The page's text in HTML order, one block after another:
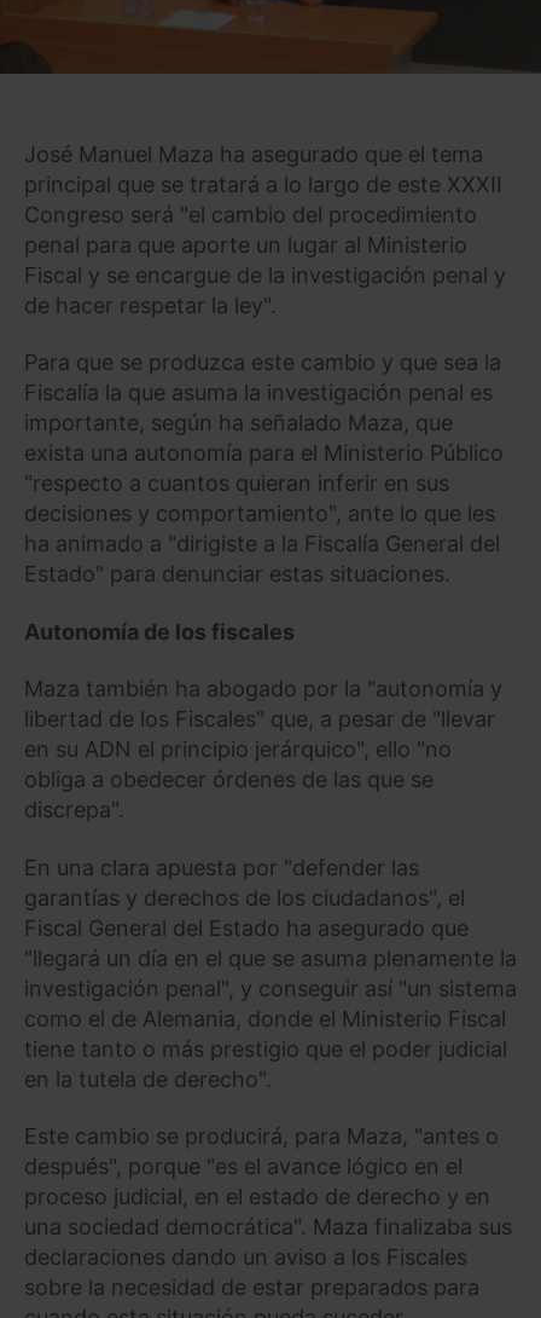
José Manuel Maza ha asegurado que el tema
principal que se tratará a lo largo de este XXXII
Congreso será "el cambio del procedimiento
penal para que aporte un lugar al Ministerio
Fiscal y se encargue de la investigación penal y
de hacer respetar la ley".
Para que se produzca este cambio y que sea la
Fiscalía la que asuma la investigación penal es
importante, según ha señalado Maza, que
exista una autonomía para el Ministerio Público
"respecto a cuantos quieran inferir en sus
decisiones y comportamiento", ante lo que les
ha animado a "dirigiste a la Fiscalía General del
Estado" para denunciar estas situaciones.
Autonomía de los fiscales
Maza también ha abogado por la "autonomía y
libertad de los Fiscales" que, a pesar de "llevar
en su ADN el principio jerárquico", ello "no
obliga a obedecer órdenes de las que se
discrepa".
En una clara apuesta por "defender las
garantías y derechos de los ciudadanos", el
Fiscal General del Estado ha asegurado que
"llegará un día en el que se asuma plenamente la
investigación penal", y conseguir así "un sistema
como el de Alemania, donde el Ministerio Fiscal
tiene tanto o más prestigio que el poder judicial
en la tutela de derecho".
Este cambio se producirá, para Maza, "antes o
después", porque "es el avance lógico en el
proceso judicial, en el estado de derecho y en
una sociedad democrática". Maza finalizaba sus
declaraciones dando un aviso a los Fiscales
sobre la necesidad de estar preparados para